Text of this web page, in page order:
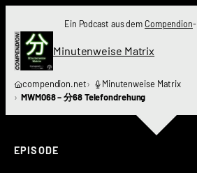
Inhalt
springen
Ein Podcast aus dem Compendion
Minutenweise Matrix
compendion.net
Minutenweise Matrix
MWM068 – 分68 Telefondrehung
EPISODE